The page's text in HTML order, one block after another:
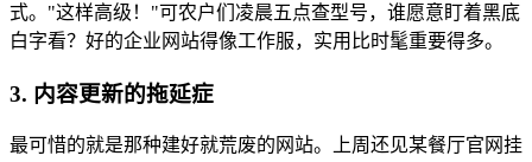
式。"这样高级！"可农户们凌晨五点查型号，谁愿意盯着黑底
白字看？好的企业网站得像工作服，实用比时髦重要得多。
3. 内容更新的拖延症
最可惜的就是那种建好就荒废的网站。上周还见某餐厅官网挂